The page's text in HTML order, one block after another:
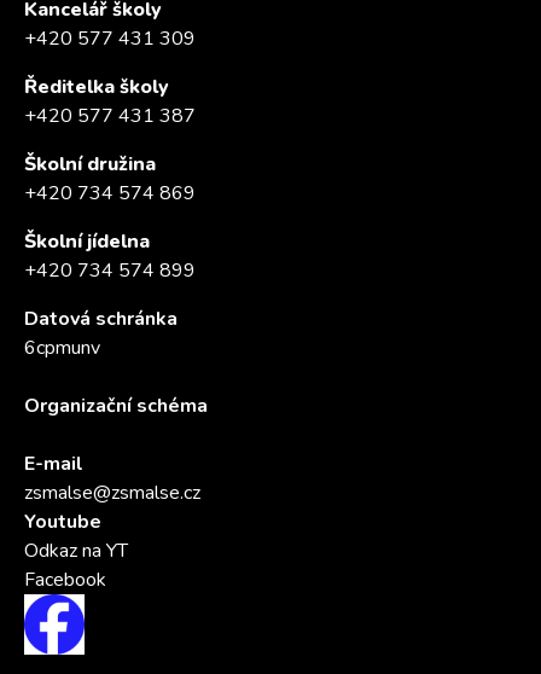
Kancelář školy
+420 577 431 309
Ředitelka školy
+420 577 431 387
Školní družina
+420 734 574 869
Školní jídelna
+420 734 574 899
Datová schránka
6cpmunv
Organizační schéma
E-mail
zsmalse@zsmalse.cz
Youtube
Odkaz na YT
Facebook